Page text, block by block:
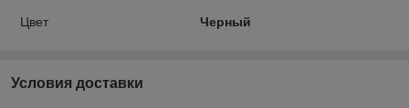
Цвет Черный
Условия доставки